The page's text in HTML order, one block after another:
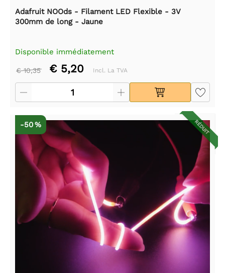
Adafruit NOOds - Filament LED Flexible - 3V
300mm de long - Jaune
Disponible immédiatement
€ 10,35 € 5,20 Incl. La TVA
RÉDUIT
-50 %